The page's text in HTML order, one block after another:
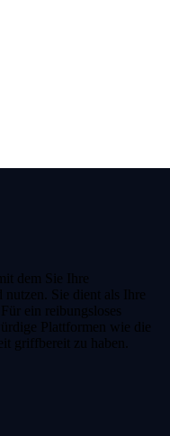
dem Sie Ihre
Sie dient als Ihre
ein reibungsloses
Plattformen wie die
griffbereit zu haben.